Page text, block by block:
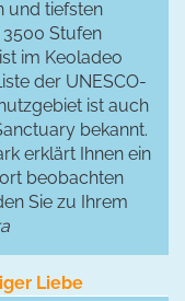
und tiefsten
Stufen
im Keoladeo
der UNESCO-
ist auch
bekannt.
erklärt Ihnen ein
beobachten
Sie zu Ihrem
Liebe